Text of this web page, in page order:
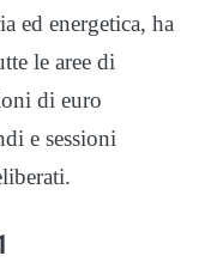
ed energetica, ha
le aree di
di euro
e sessioni
erati.